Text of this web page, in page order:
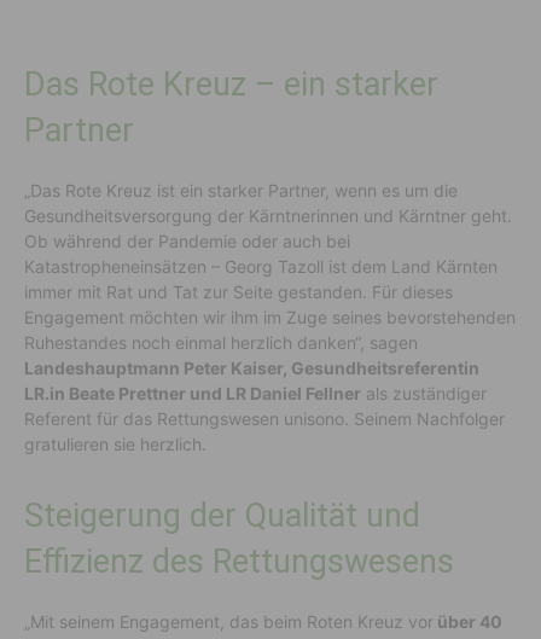
Das Rote Kreuz – ein starker
Partner
„Das Rote Kreuz ist ein starker Partner, wenn es um die
Gesundheitsversorgung der Kärntnerinnen und Kärntner geht.
Ob während der Pandemie oder auch bei
Katastropheneinsätzen – Georg Tazoll ist dem Land Kärnten
immer mit Rat und Tat zur Seite gestanden. Für dieses
Engagement möchten wir ihm im Zuge seines bevorstehenden
Ruhestandes noch einmal herzlich danken“, sagen
Landeshauptmann Peter Kaiser, Gesundheitsreferentin
LR.in Beate Prettner und LR Daniel Fellner als zuständiger
Referent für das Rettungswesen unisono. Seinem Nachfolger
gratulieren sie herzlich.
Steigerung der Qualität und
Effizienz des Rettungswesens
„Mit seinem Engagement, das beim Roten Kreuz vor über 40